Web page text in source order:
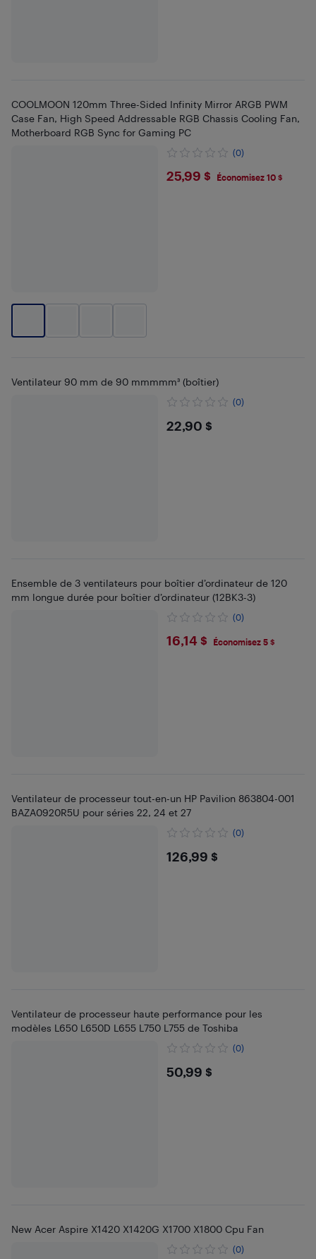
COOLMOON 120mm Three-Sided Infinity Mirror ARGB PWM
Case Fan, High Speed Addressable RGB Chassis Cooling Fan,
Motherboard RGB Sync for Gaming PC
(0)
$25.99
25,99 $ Économisez 10 $
Ventilateur 90 mm de 90 mmmmm³ (boîtier)
(0)
$22.9
22,90 $
Ensemble de 3 ventilateurs pour boîtier d’ordinateur de 120
mm longue durée pour boîtier d’ordinateur (12BK3-3)
(0)
$16.14
16,14 $ Économisez 5 $
Ventilateur de processeur tout-en-un HP Pavilion 863804-001
BAZA0920R5U pour séries 22, 24 et 27
(0)
$126.99
126,99 $
Ventilateur de processeur haute performance pour les
modèles L650 L650D L655 L750 L755 de Toshiba
(0)
$50.99
50,99 $
New Acer Aspire X1420 X1420G X1700 X1800 Cpu Fan
(0)